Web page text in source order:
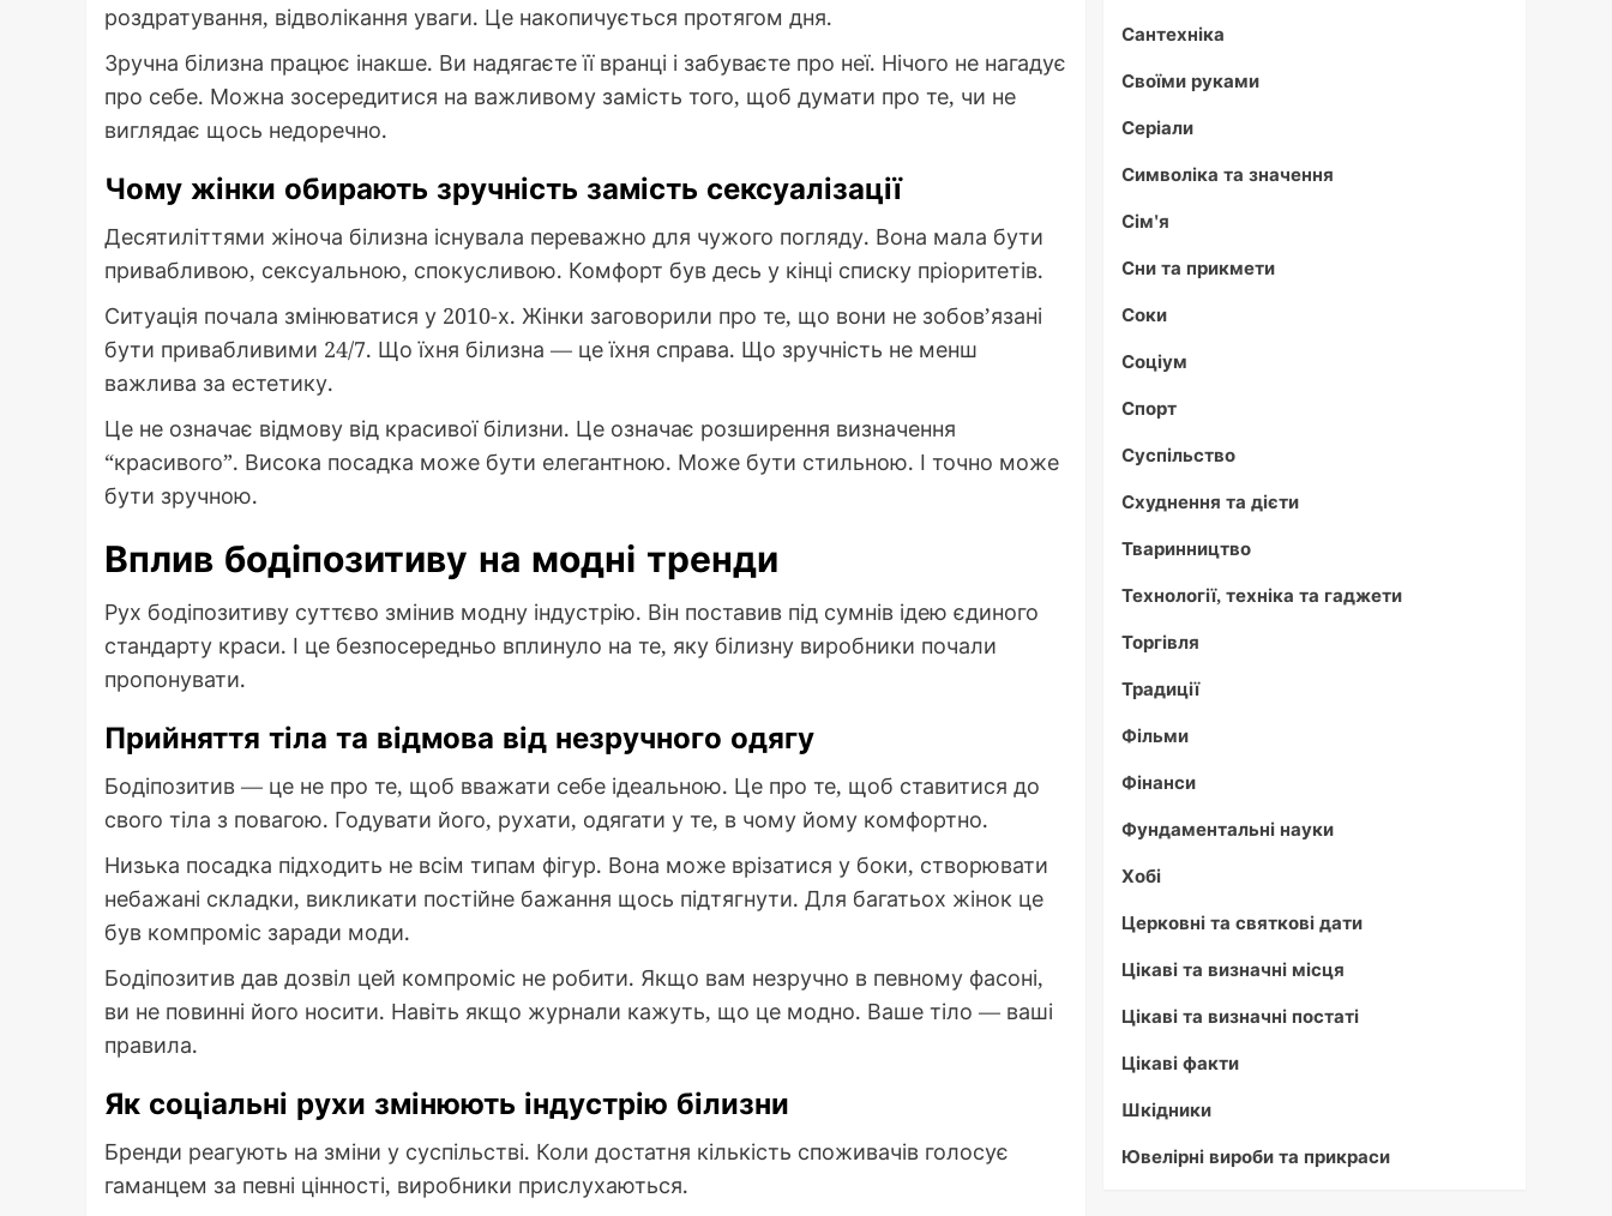
роздратування, відволікання уваги. Це накопичується протягом дня.
Зручна білизна працює інакше. Ви надягаєте її вранці і забуваєте про неї. Нічого не нагадує
про себе. Можна зосередитися на важливому замість того, щоб думати про те, чи не
виглядає щось недоречно.
Чому жінки обирають зручність замість сексуалізації
Десятиліттями жіноча білизна існувала переважно для чужого погляду. Вона мала бути
привабливою, сексуальною, спокусливою. Комфорт був десь у кінці списку пріоритетів.
Ситуація почала змінюватися у 2010-х. Жінки заговорили про те, що вони не зобов’язані
бути привабливими 24/7. Що їхня білизна — це їхня справа. Що зручність не менш
важлива за естетику.
Це не означає відмову від красивої білизни. Це означає розширення визначення
“красивого”. Висока посадка може бути елегантною. Може бути стильною. І точно може
бути зручною.
Вплив бодіпозитиву на модні тренди
Рух бодіпозитиву суттєво змінив модну індустрію. Він поставив під сумнів ідею єдиного
стандарту краси. І це безпосередньо вплинуло на те, яку білизну виробники почали
пропонувати.
Прийняття тіла та відмова від незручного одягу
Бодіпозитив — це не про те, щоб вважати себе ідеальною. Це про те, щоб ставитися до
свого тіла з повагою. Годувати його, рухати, одягати у те, в чому йому комфортно.
Низька посадка підходить не всім типам фігур. Вона може врізатися у боки, створювати
небажані складки, викликати постійне бажання щось підтягнути. Для багатьох жінок це
був компроміс заради моди.
Бодіпозитив дав дозвіл цей компроміс не робити. Якщо вам незручно в певному фасоні,
ви не повинні його носити. Навіть якщо журнали кажуть, що це модно. Ваше тіло — ваші
правила.
Як соціальні рухи змінюють індустрію білизни
Бренди реагують на зміни у суспільстві. Коли достатня кількість споживачів голосує
гаманцем за певні цінності, виробники прислухаються.
Сантехніка
Своїми руками
Серіали
Символіка та значення
Сім'я
Сни та прикмети
Соки
Соціум
Спорт
Суспільство
Схуднення та дієти
Тваринництво
Технології, техніка та гаджети
Торгівля
Традиції
Фільми
Фінанси
Фундаментальні науки
Хобі
Церковні та святкові дати
Цікаві та визначні місця
Цікаві та визначні постаті
Цікаві факти
Шкідники
Ювелірні вироби та прикраси